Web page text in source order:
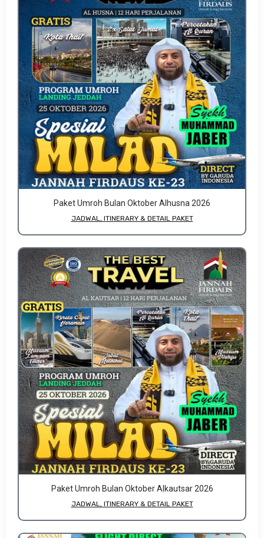
Paket Umroh Bulan Oktober Alhusna 2026
JADWAL, ITINERARY & DETAIL PAKET
Paket Umroh Bulan Oktober Alkautsar 2026
JADWAL, ITINERARY & DETAIL PAKET